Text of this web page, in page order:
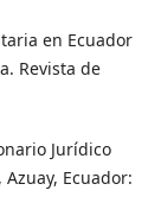
en Ecuador
Revista de
Jurídico
Ecuador: